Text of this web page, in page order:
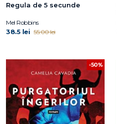
Regula de 5 secunde
Mel Robbins
38.5 lei 55.00 lei
-50%